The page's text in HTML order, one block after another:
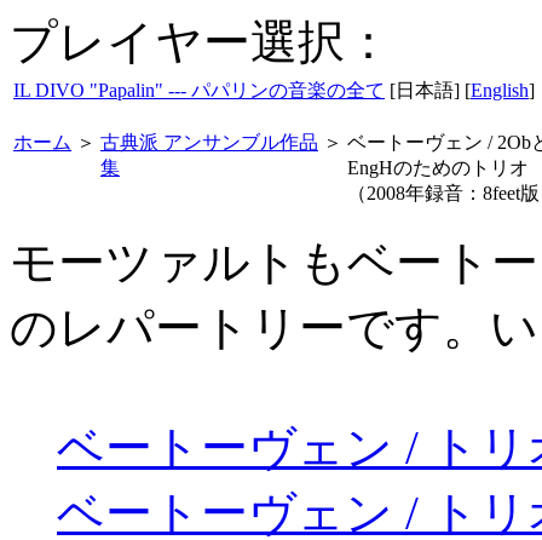
プレイヤー選択：
IL DIVO "Papalin" --- パパリンの音楽の全て [日本語] [English]
ホーム ＞ 古典派 アンサンブル作品
集
＞ ベートーヴェン / 2Ob
EngHのためのトリ
（2008年録音：8feet
モーツァルトもベート
のレパートリーです。
ベートーヴェン / ト
ベートーヴェン / ト